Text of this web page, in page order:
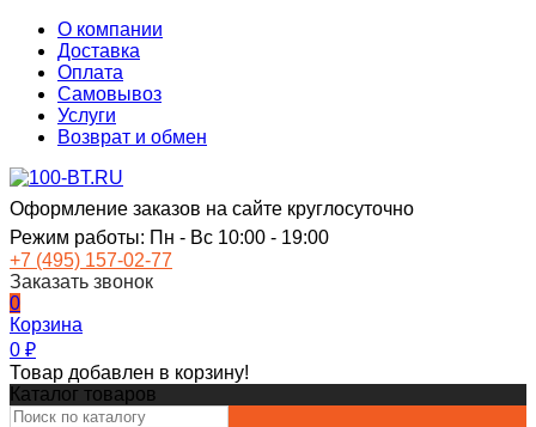
О компании
Доставка
Оплата
Самовывоз
Услуги
Возврат и обмен
Оформление заказов на сайте круглосуточно
Режим работы: Пн - Вс 10:00 - 19:00
+7 (495) 157-02-77
Заказать звонок
0
Корзина
0 ₽
Товар добавлен в корзину!
Каталог товаров